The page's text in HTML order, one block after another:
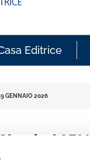
Editrice
GENNAIO 2026
Circolari ABI